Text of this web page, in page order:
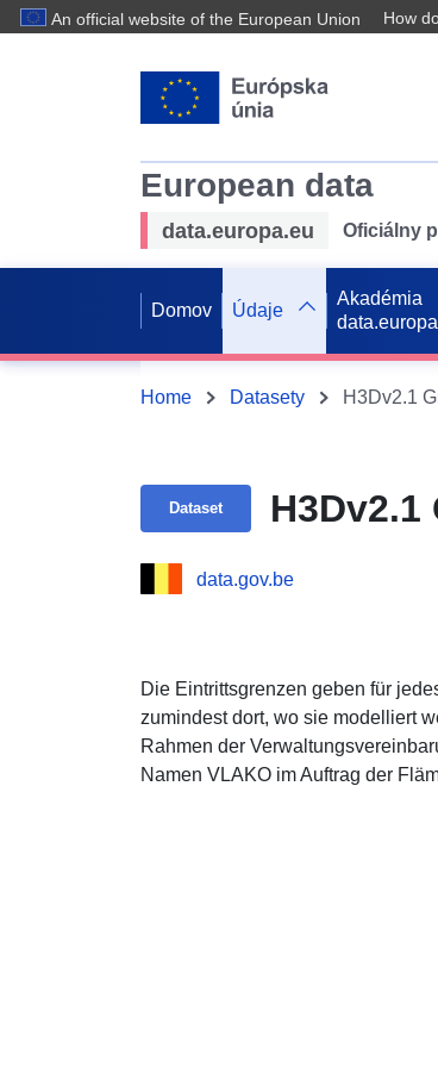
An official website of the European Union How
European data
data.europa.eu Oficiálny
Domov Údaje
Akadémia
data.europa
Home Datasety H3Dv2.1
Dataset
data.gov.be
Die Eintrittsgrenzen geben für
zumindest dort, wo sie modelliert
Rahmen der
Namen VLAKO im Auftrag der